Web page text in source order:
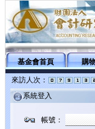
基金會首頁 購
來訪人次：
系統登入
帳號：